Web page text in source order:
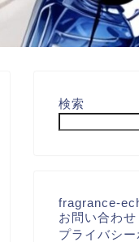
検索
fragrance-
お問い合わせ
プライバシ